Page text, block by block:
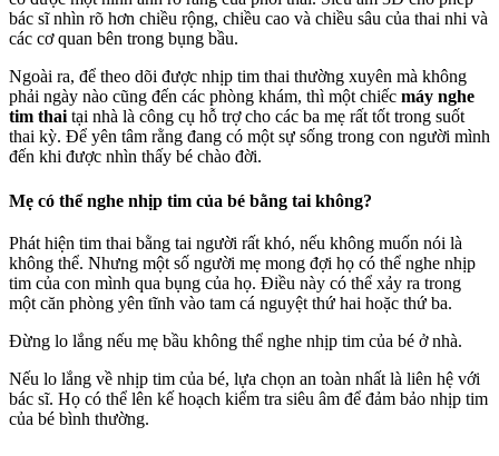
bác sĩ nhìn rõ hơn chiều rộng, chiều cao và chiều sâu của thai nhi và
các cơ quan bên trong bụng bầu.
Ngoài ra, để theo dõi được nhịp tim thai thường xuyên mà không
phải ngày nào cũng đến các phòng khám, thì một chiếc máy nghe
tim thai tại nhà là công cụ hỗ trợ cho các ba mẹ rất tốt trong suốt
thai kỳ. Để yên tâm rằng đang có một sự sống trong con người mình
đến khi được nhìn thấy bé chào đời.
Mẹ có thể nghe nhịp tim của bé bằng tai không?
Phát hiện tim thai bằng tai người rất khó, nếu không muốn nói là
không thể. Nhưng một số người mẹ mong đợi họ có thể nghe nhịp
tim của con mình qua bụng của họ. Điều này có thể xảy ra trong
một căn phòng yên tĩnh vào tam cá nguyệt thứ hai hoặc thứ ba.
Đừng lo lắng nếu mẹ bầu không thể nghe nhịp tim của bé ở nhà.
Nếu lo lắng về nhịp tim của bé, lựa chọn an toàn nhất là liên hệ với
bác sĩ. Họ có thể lên kế hoạch kiểm tra siêu âm để đảm bảo nhịp tim
của bé bình thường.